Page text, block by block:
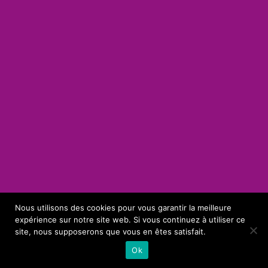
Nous utilisons des cookies pour vous garantir la meilleure
expérience sur notre site web. Si vous continuez à utiliser ce
site, nous supposerons que vous en êtes satisfait.
Ok